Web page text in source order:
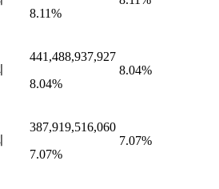
8.11%
441,488,937,927
8.04%
8.04%
387,919,516,060
7.07%
7.07%